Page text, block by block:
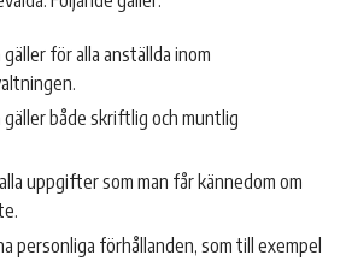
för alla anställda inom
både skriftlig och muntlig
uppgifter som man får kännedom om
personliga förhållanden, som till exempel